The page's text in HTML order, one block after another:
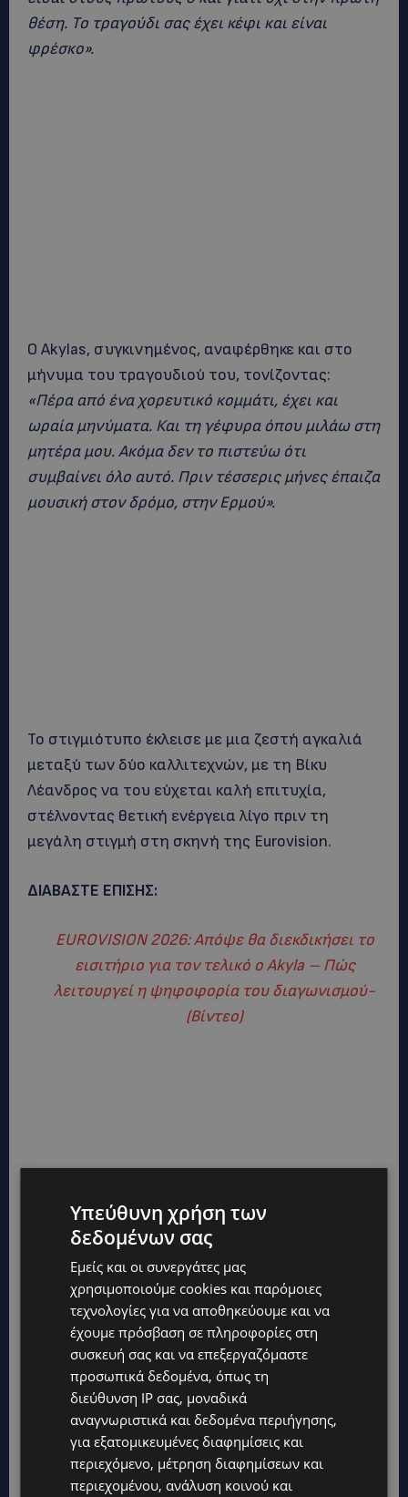
θέση. Το τραγούδι σας έχει κέφι και είναι
φρέσκο».
Ο Akylas, συγκινημένος, αναφέρθηκε και στο
μήνυμα του τραγουδιού του, τονίζοντας:
«Πέρα από ένα χορευτικό κομμάτι, έχει και
ωραία μηνύματα. Και τη γέφυρα όπου μιλάω στη
μητέρα μου. Ακόμα δεν το πιστεύω ότι
συμβαίνει όλο αυτό. Πριν τέσσερις μήνες έπαιζα
μουσική στον δρόμο, στην Ερμού».
Το στιγμιότυπο έκλεισε με μια ζεστή αγκαλιά
μεταξύ των δύο καλλιτεχνών, με τη Βίκυ
Λέανδρος να του εύχεται καλή επιτυχία,
στέλνοντας θετική ενέργεια λίγο πριν τη
μεγάλη στιγμή στη σκηνή της Eurovision.
ΔΙΑΒΑΣΤΕ ΕΠΙΣΗΣ:
EUROVISION 2026: Απόψε θα διεκδικήσει το
εισιτήριο για τον τελικό ο Akyla – Πώς
λειτουργεί η ψηφοφορία του διαγωνισμού-
(Βίντεο)
@EUROVISION2026
ΕΠΙΚΑΙΡΌΤΗΤΑ
Υπεύθυνη χρήση των
δεδομένων σας
Εμείς και οι συνεργάτες μας
χρησιμοποιούμε cookies και παρόμοιες
τεχνολογίες για να αποθηκεύουμε και να
έχουμε πρόσβαση σε πληροφορίες στη
συσκευή σας και να επεξεργαζόμαστε
προσωπικά δεδομένα, όπως τη
διεύθυνση IP σας, μοναδικά
αναγνωριστικά και δεδομένα περιήγησης,
για εξατομικευμένες διαφημίσεις και
περιεχόμενο, μέτρηση διαφημίσεων και
περιεχομένου, ανάλυση κοινού και